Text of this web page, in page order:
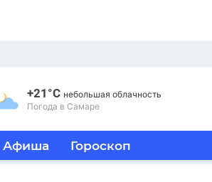
+21°C небольшая облачность
Погода в Самаре
Афиша Гороскоп